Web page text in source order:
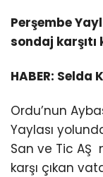
Perşembe
sondaj
HABER: Selda
Ordu’nun
Yaylası
San ve Tic AŞ
karşı çıkan